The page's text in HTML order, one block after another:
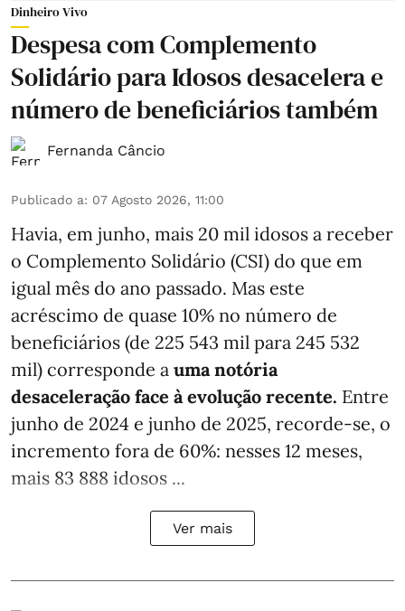
Dinheiro Vivo
Despesa com Complemento
Solidário para Idosos desacelera e
número de beneficiários também
Fernanda Câncio
Publicado a: 07 Agosto 2026, 11:00
Havia, em junho, mais 20 mil idosos a receber
o Complemento Solidário (CSI) do que em
igual mês do ano passado. Mas este
acréscimo de quase 10% no número de
beneficiários (de 225 543 mil para 245 532
mil) corresponde a uma notória
desaceleração face à evolução recente. Entre
junho de 2024 e junho de 2025, recorde-se, o
incremento fora de 60%: nesses 12 meses,
mais 83 888 idosos ...
Ver mais